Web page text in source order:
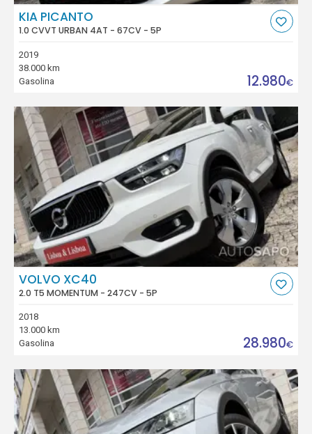
KIA PICANTO
1.0 CVVT URBAN 4AT - 67CV - 5P
2019
38.000 km
Gasolina
12.980€
VOLVO XC40
2.0 T5 MOMENTUM - 247CV - 5P
2018
13.000 km
Gasolina
28.980€